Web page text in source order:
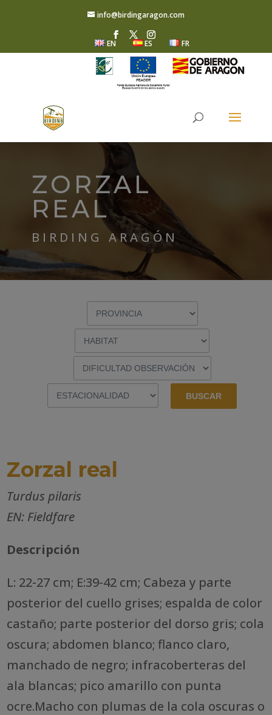
info@birdingaragon.com
EN ES FR
ZORZAL
REAL
BIRDING ARAGÓN
Zorzal real
Turdus pilaris
EN: Fieldfare
Descripción
L: 22-27 cm; E:39-42 cm; Cabeza y parte
posterior del cuello grises; espalda de color
castaño; parte posterior del dorso gris; cola
oscura; abdomen blanco; flanco claro,
manchado de negro; infracoberteras del
ala blancas; pico amarillo con punta
ocre.Macho con plumas de la cola oscuras o